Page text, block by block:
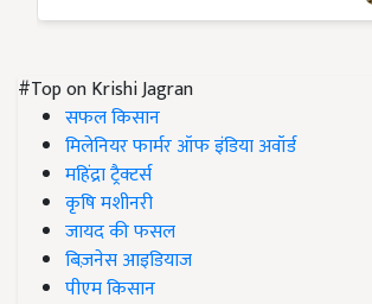
#Top on Krishi Jagran
सफल किसान
मिलेनियर फार्मर ऑफ इंडिया अवॉर्ड
महिंद्रा ट्रैक्टर्स
कृषि मशीनरी
जायद की फसल
बिज़नेस आइडियाज
पीएम किसान